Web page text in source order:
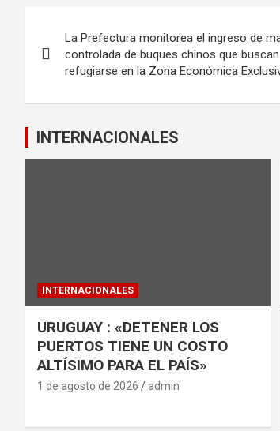
o
o
k
A
p
p
de
entradas
La Prefectura monitorea el ingreso de
controlada de buques chinos que buscan
refugiarse en la Zona Económica
INTERNACIONALES
INTERNACIONALES
URUGUAY : «DETENER LOS
PUERTOS TIENE UN COSTO
ALTÍSIMO PARA EL PAÍS»
1 de agosto de 2026 admin